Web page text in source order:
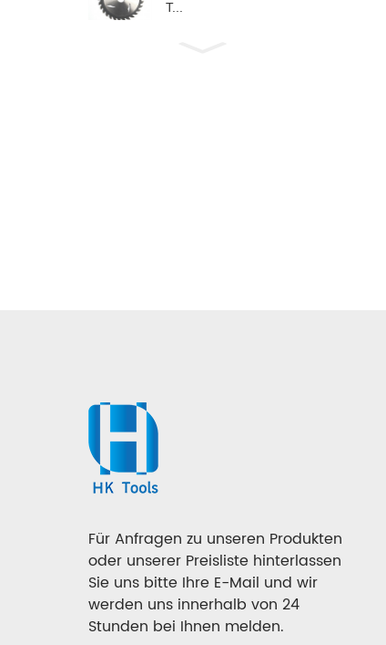
T...
Für Anfragen zu unseren Produkten
oder unserer Preisliste hinterlassen
Sie uns bitte Ihre E-Mail und wir
werden uns innerhalb von 24
Stunden bei Ihnen melden.